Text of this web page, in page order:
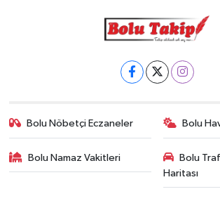
Bolu Nöbetçi Eczaneler Bolu
Bolu Namaz Vakitleri
Bolu
Haritası